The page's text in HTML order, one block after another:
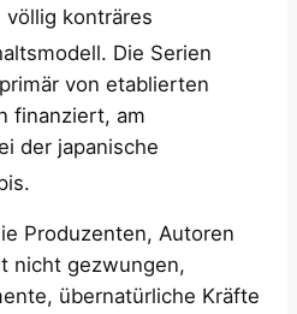
konträres
Die Serien
von etablierten
finanziert, am
der japanische
Produzenten, Autoren
nicht gezwungen,
übernatürliche Kräfte